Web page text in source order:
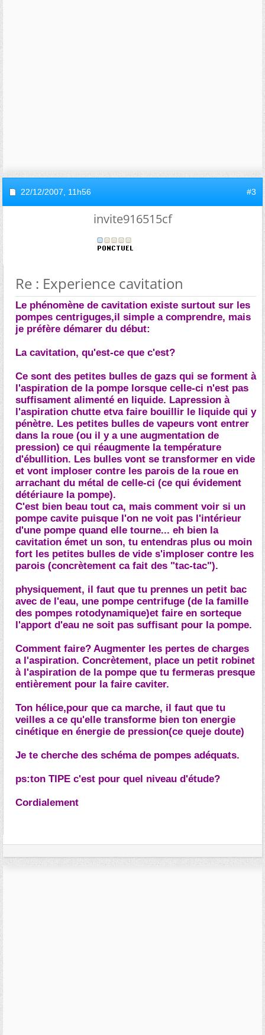
22/12/2007, 11h56 #3
invite916515cf
Re : Experience cavitation
Le phénomène de cavitation existe surtout sur les
pompes centriguges,il simple a comprendre, mais
je préfère démarer du début:
La cavitation, qu'est-ce que c'est?
Ce sont des petites bulles de gazs qui se forment à
l'aspiration de la pompe lorsque celle-ci n'est pas
suffisament alimenté en liquide. Lapression à
l'aspiration chutte etva faire bouillir le liquide qui y
pénètre. Les petites bulles de vapeurs vont entrer
dans la roue (ou il y a une augmentation de
pression) ce qui réaugmente la température
d'ébullition. Les bulles vont se transformer en vide
et vont imploser contre les parois de la roue en
arrachant du métal de celle-ci (ce qui évidement
détériaure la pompe).
C'est bien beau tout ca, mais comment voir si un
pompe cavite puisque l'on ne voit pas l'intérieur
d'une pompe quand elle tourne... eh bien la
cavitation émet un son, tu entendras plus ou moin
fort les petites bulles de vide s'imploser contre les
parois (concrètement ca fait des "tac-tac").
physiquement, il faut que tu prennes un petit bac
avec de l'eau, une pompe centrifuge (de la famille
des pompes rotodynamique)et faire en sorteque
l'apport d'eau ne soit pas suffisant pour la pompe.
Comment faire? Augmenter les pertes de charges
a l'aspiration. Concrètement, place un petit robinet
à l'aspiration de la pompe que tu fermeras presque
entièrement pour la faire caviter.
Ton hélice,pour que ca marche, il faut que tu
veilles a ce qu'elle transforme bien ton energie
cinétique en énergie de pression(ce queje doute)
Je te cherche des schéma de pompes adéquats.
ps:ton TIPE c'est pour quel niveau d'étude?
Cordialement